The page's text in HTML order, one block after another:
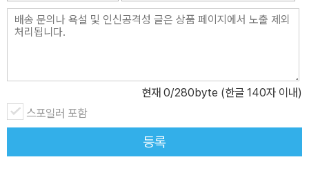
현재 0/280byte (한글 140자 이내)
스포일러 포함
등록